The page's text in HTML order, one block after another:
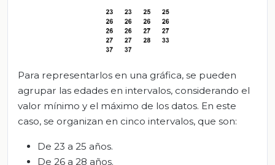
Para representarlos en una gráfica, se pueden
agrupar las edades en intervalos, considerando el
valor mínimo y el máximo de los datos. En este
caso, se organizan en cinco intervalos, que son:
De 23 a 25 años.
De 26 a 28 años.